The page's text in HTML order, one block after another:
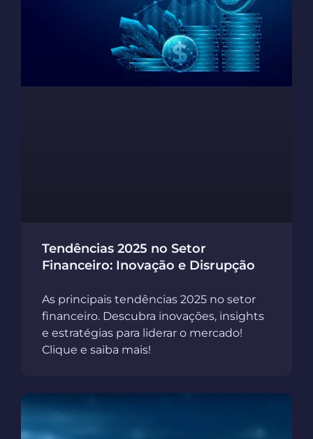
Tendências 2025 no Setor
Financeiro: Inovação e Disrupção
As principais tendências 2025 no setor
financeiro. Descubra inovações, insights
e estratégias para liderar o mercado!
Clique e saiba mais!